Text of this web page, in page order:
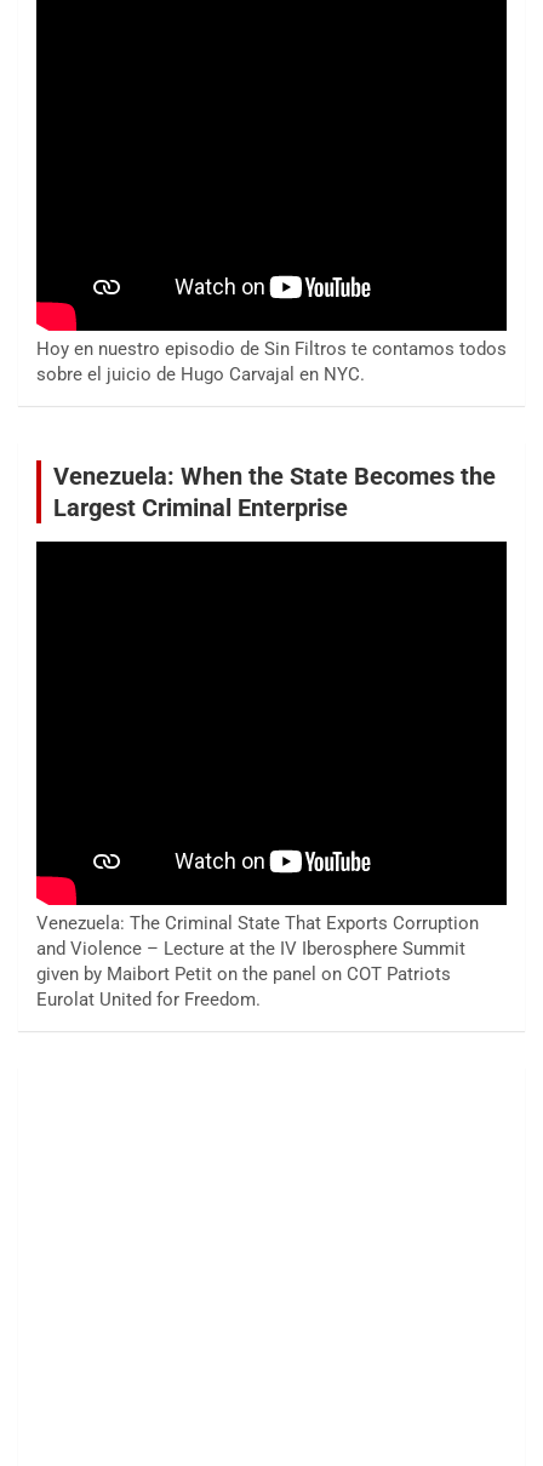
Hoy en nuestro episodio de Sin Filtros te contamos todos
sobre el juicio de Hugo Carvajal en NYC.
Venezuela: When the State Becomes the
Largest Criminal Enterprise
Venezuela: The Criminal State That Exports Corruption
and Violence – Lecture at the IV Iberosphere Summit
given by Maibort Petit on the panel on COT Patriots
Eurolat United for Freedom.